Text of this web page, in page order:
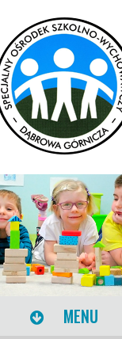
MENU